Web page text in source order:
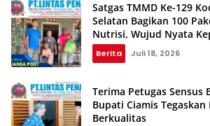
Satgas TMMD Ke-129
Selatan Bagikan 100
Nutrisi, Wujud Nyata
Stunting
Berita Juli 18, 2026
Terima Petugas Sensus
Bupati Ciamis
Berkualitas